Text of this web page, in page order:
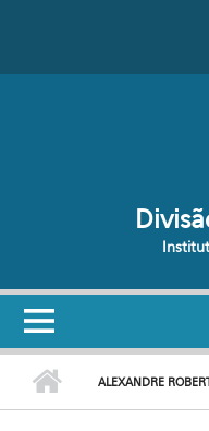
ALEXANDRE